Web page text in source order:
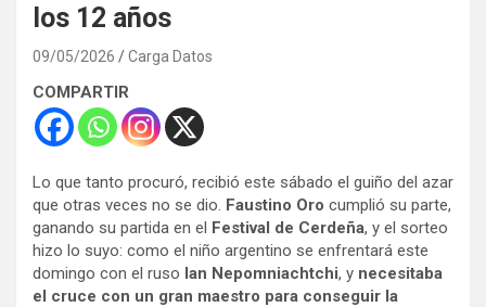
los 12 años
09/05/2026 Carga Datos
COMPARTIR
Lo que tanto procuró, recibió este sábado el guiño del azar
que otras veces no se dio. Faustino Oro cumplió su parte,
ganando su partida en el Festival de Cerdeña, y el sorteo
hizo lo suyo: como el niño argentino se enfrentará este
domingo con el ruso Ian Nepomniachtchi, y necesitaba
el cruce con un gran maestro para conseguir la